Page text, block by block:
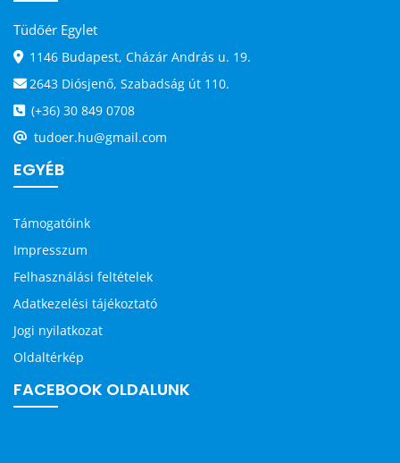
Tüdőér Egylet
1146 Budapest, Cházár András u. 19.
2643 Diósjenő, Szabadság út 110.
(+36) 30 849 0708
tudoer.hu@gmail.com
EGYÉB
Támogatóink
Impresszum
Felhasználási feltételek
Adatkezelési tájékoztató
Jogi nyilatkozat
Oldaltérkép
FACEBOOK OLDALUNK